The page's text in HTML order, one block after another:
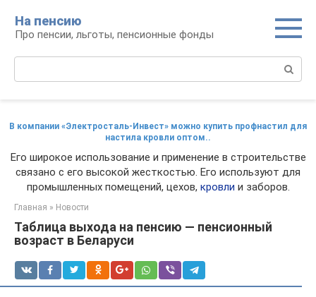
контенту
На пенсию
Про пенсии, льготы, пенсионные фонды
В компании «Электросталь-Инвест» можно купить профнастил для
настила кровли оптом..
Его широкое использование и применение в строительстве
связано с его высокой жесткостью. Его используют для
промышленных помещений, цехов, кровли и заборов.
Главная » Новости
Таблица выхода на пенсию — пенсионный
возраст в Беларуси